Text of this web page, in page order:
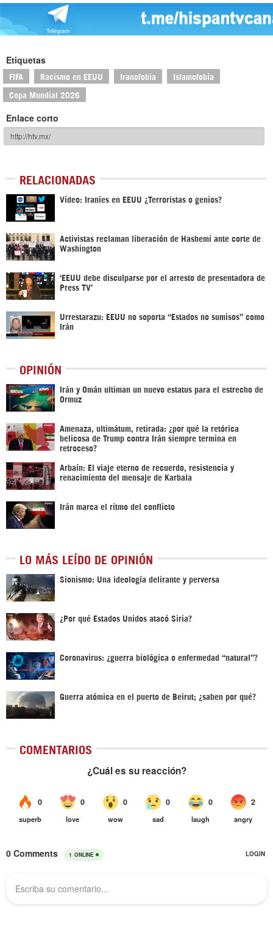
Etiquetas
FIFA Racismo en EEUU Iranofobia Islamofobia
Copa Mundial 2026
Enlace corto
RELACIONADAS
Vídeo: Iraníes en EEUU ¿Terroristas o genios?
Activistas reclaman liberación de Hashemi ante corte de
Washington
‘EEUU debe disculparse por el arresto de presentadora de
Press TV’
Urrestarazu: EEUU no soporta “Estados no sumisos” como
Irán
OPINIÓN
Irán y Omán ultiman un nuevo estatus para el estrecho de
Ormuz
Amenaza, ultimátum, retirada: ¿por qué la retórica
belicosa de Trump contra Irán siempre termina en
retroceso?
Arbaín: El viaje eterno de recuerdo, resistencia y
renacimiento del mensaje de Karbala
Irán marca el ritmo del conflicto
LO MÁS LEÍDO DE OPINIÓN
Sionismo: Una ideología delirante y perversa
¿Por qué Estados Unidos atacó Siria?
Coronavirus: ¿guerra biológica o enfermedad “natural”?
Guerra atómica en el puerto de Beirut; ¿saben por qué?
COMENTARIOS